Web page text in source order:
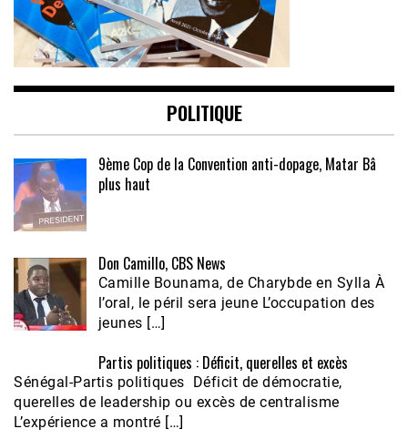
POLITIQUE
9ème Cop de la Convention anti-dopage, Matar Bâ
plus haut
Don Camillo, CBS News
Camille Bounama, de Charybde en Sylla À
l’oral, le péril sera jeune L’occupation des
jeunes […]
Partis politiques : Déficit, querelles et excès
Sénégal-Partis politiques Déficit de démocratie,
querelles de leadership ou excès de centralisme
L’expérience a montré […]